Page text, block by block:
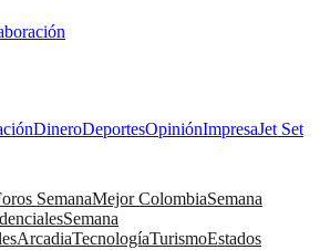
DineroDeportesOpiniónImpresaJet Set
SemanaMejor ColombiaSemana
Semana
ArcadiaTecnologíaTurismoEstados